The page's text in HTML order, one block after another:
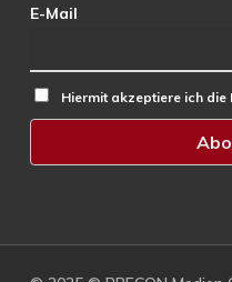
E-Mail
Hiermit akzeptiere ich